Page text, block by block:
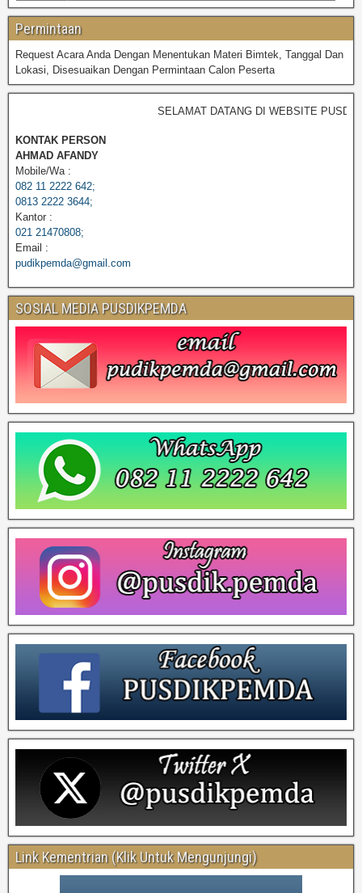
Permintaan
Request Acara Anda Dengan Menentukan Materi Bimtek, Tanggal Dan
Lokasi, Disesuaikan Dengan Permintaan Calon Peserta
SELAMAT DATANG DI WEBSITE
KONTAK PERSON
AHMAD AFANDY
Mobile/Wa :
082 11 2222 642;
0813 2222 3644;
Kantor :
021 21470808;
Email :
pudikpemda@gmail.com
SOSIAL MEDIA PUSDIKPEMDA
Link Kementrian (Klik Untuk Mengunjungi)